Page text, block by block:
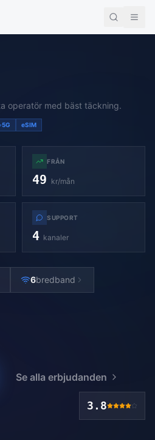
operatör med bäst täckning.
5G eSIM
FRÅN
49 kr/mån
SUPPORT
4 kanaler
6bredband
Se alla erbjudanden
3.8